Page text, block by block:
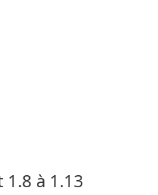
à 1.13